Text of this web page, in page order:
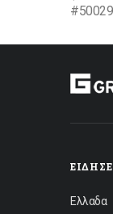
Ελλαδα